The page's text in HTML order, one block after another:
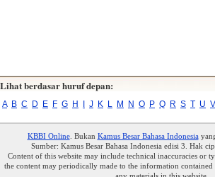
Lihat berdasar huruf depan:
A B C D E F G H J K L M N O P Q R S T U V
KBBI Online. Bukan Kamus Besar Bahasa Indonesia
Sumber: Kamus Besar Bahasa Indonesia edisi 3. Hak
Content of this website may include technical inaccuracies or
the content may periodically made to the information